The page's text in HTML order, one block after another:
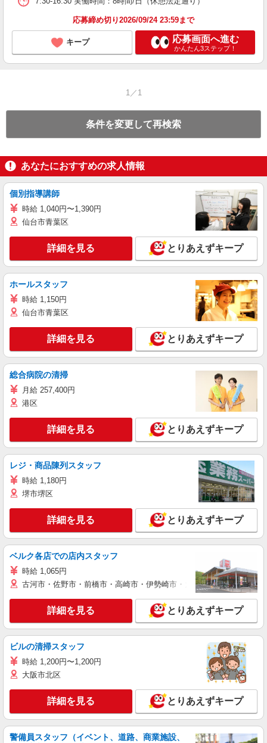
応募締め切り2026/09/24 23:59まで
キープ 応募画面へ進む
かんたん3ステップ！
1／1
条件を変更して再検索
あなたにおすすめの求人情報
個別指導講師
時給 1,040円〜1,390円
仙台市青葉区
詳細を見る とりあえずキープ
ホールスタッフ
時給 1,150円
仙台市青葉区
詳細を見る とりあえずキープ
総合病院の清掃
月給 257,400円
港区
詳細を見る とりあえずキープ
レジ・商品陳列スタッフ
時給 1,180円
堺市堺区
詳細を見る とりあえずキープ
ベルク各店での店内スタッフ
時給 1,065円
古河市・佐野市・前橋市・高崎市・伊勢崎市・太田市・館林市・藤
詳細を見る とりあえずキープ
ビルの清掃スタッフ
時給 1,200円〜1,200円
大阪市北区
詳細を見る とりあえずキープ
警備員スタッフ（イベント、道路、商業施設、